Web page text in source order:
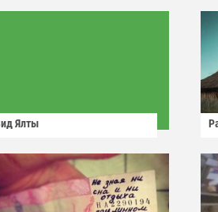
Ялты